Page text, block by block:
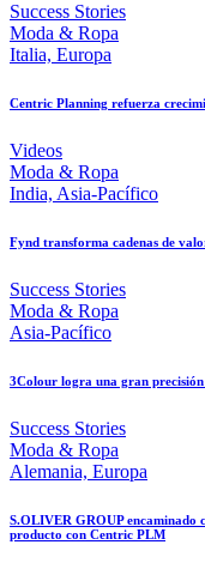
Success Stories
Moda & Ropa
Italia, Europa
Centric Planning refuerza
Videos
Moda & Ropa
India, Asia-Pacífico
Fynd transforma cadenas de
Success Stories
Moda & Ropa
Asia-Pacífico
3Colour logra una gran
Success Stories
Moda & Ropa
Alemania, Europa
S.OLIVER GROUP encaminado
producto con Centric PLM